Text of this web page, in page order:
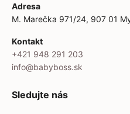
Adresa
M. Marečka 971/24, 907 01
Kontakt
+421 948 291 203
info@babyboss.sk
Sledujte nás